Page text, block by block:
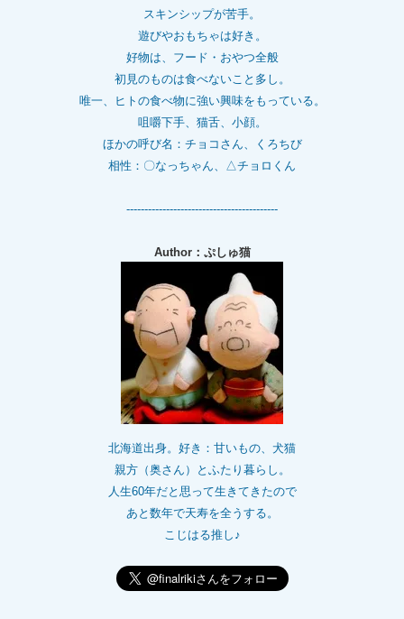
スキンシップが苦手。
遊びやおもちゃは好き。
好物は、フード・おやつ全般
初見のものは食べないこと多し。
唯一、ヒトの食べ物に強い興味をもっている。
咀嚼下手、猫舌、小顔。
ほかの呼び名：チョコさん、くろちび
相性：〇なっちゃん、△チョロくん
------------------------------------------
Author：ぷしゅ猫
北海道出身。好き：甘いもの、犬猫
親方（奥さん）とふたり暮らし。
人生60年だと思って生きてきたので
あと数年で天寿を全うする。
こじはる推し♪